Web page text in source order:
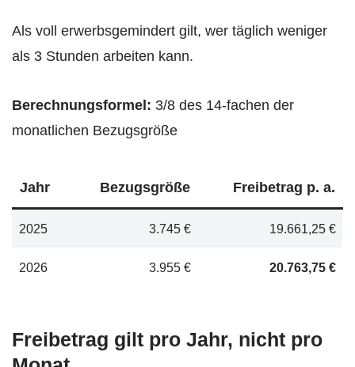
Als voll erwerbsgemindert gilt, wer täglich weniger
als 3 Stunden arbeiten kann.
Berechnungsformel: 3/8 des 14-fachen der
monatlichen Bezugsgröße
Jahr Bezugsgröße Freibetrag p. a.
2025 3.745 € 19.661,25 €
2026 3.955 € 20.763,75 €
Freibetrag gilt pro Jahr, nicht pro